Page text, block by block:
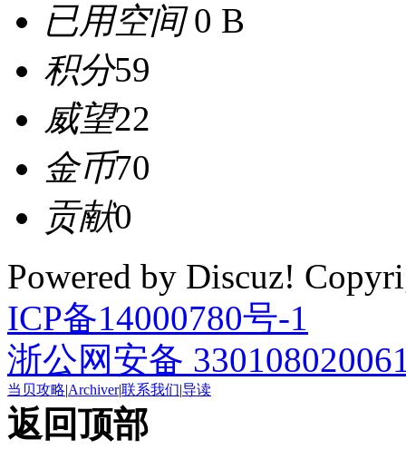
已用空间0 B
积分59
威望22
金币70
贡献0
Powered by Discuz!
ICP备14000780号-1
浙公网安备
当贝攻略|Archiver|联系我们|导读
返回顶部